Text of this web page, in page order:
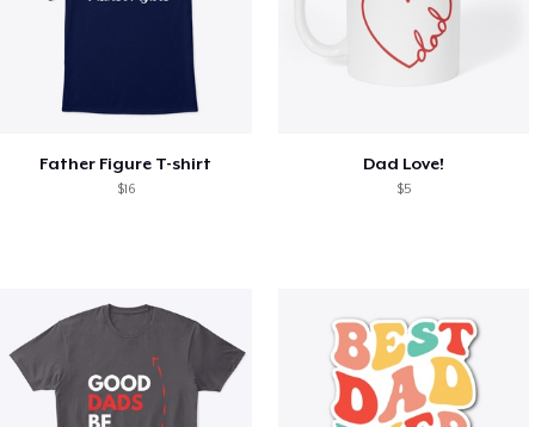
Father Figure T-shirt
$16
Dad Love!
$5